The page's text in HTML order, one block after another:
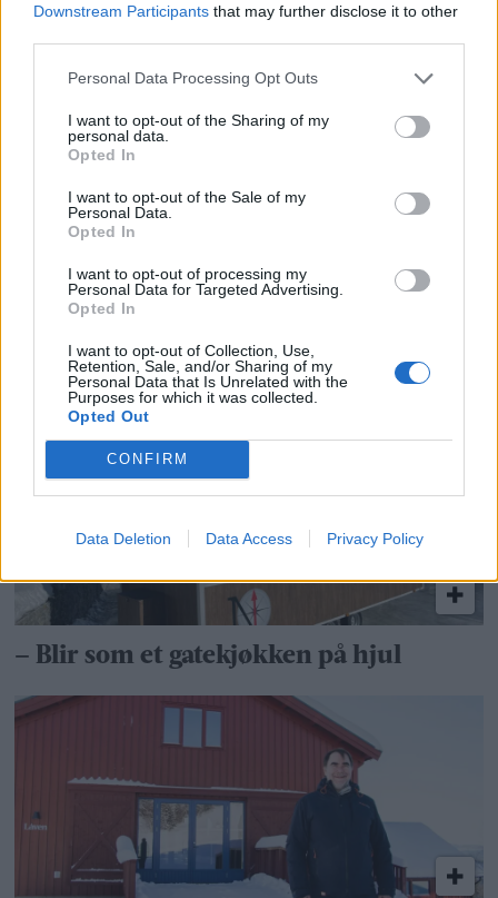
Downstream Participants that may further disclose it to other
Personal Data Processing Opt Outs
I want to opt-out of the Sharing of my
personal data.
Opted In
I want to opt-out of the Sale of my
Personal Data.
Opted In
I want to opt-out of processing my
Personal Data for Targeted Advertising.
Opted In
I want to opt-out of Collection, Use,
Retention, Sale, and/or Sharing of my
Personal Data that Is Unrelated with the
Purposes for which it was collected.
Opted Out
CONFIRM
Data Deletion Data Access Privacy Policy
Dette bygget får nytt liv
– Blir som et gatekjøkken på hjul